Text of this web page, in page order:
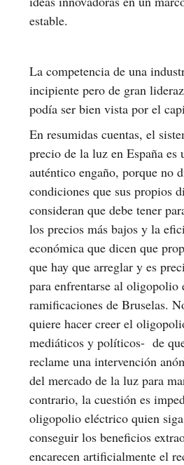
estable.
La competencia de una
incipiente pero de gran
podía ser bien vista por el
En resumidas cuentas, el
precio de la luz en España es
auténtico engaño, porque no
condiciones que sus propios
consideran que debe tener
los precios más bajos y la
económica que dicen que
que hay que arreglar y es
para enfrentarse al oligopolio
ramificaciones de Bruselas.
quiere hacer creer el
mediáticos y políticos- de
reclame una intervención
del mercado de la luz para
contrario, la cuestión es
oligopolio eléctrico quien
conseguir los beneficios
encarecen artificialmente el